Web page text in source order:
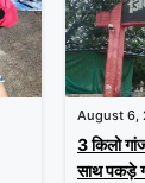
August 6,
3 किलो
साथ पकड़े